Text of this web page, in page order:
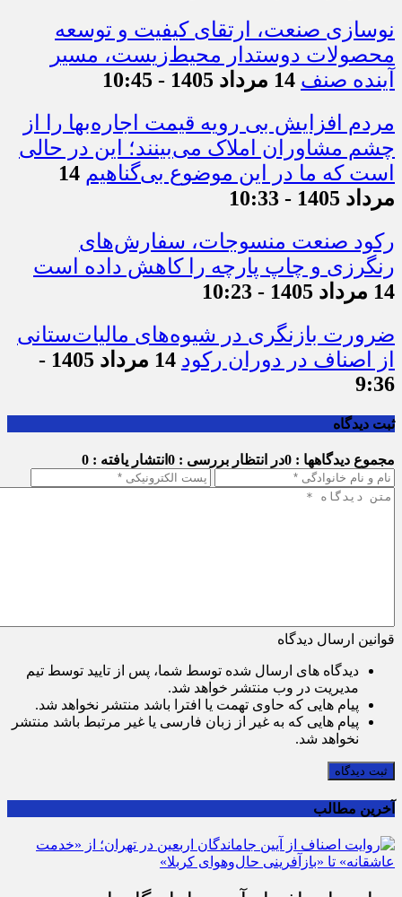
نوسازی صنعت، ارتقای کیفیت و توسعه
محصولات دوستدار محیط‌زیست، مسیر
آینده صنف 14 مرداد 1405 - 10:45
مردم افزایش بی رویه قیمت اجاره‌بها را از
چشم مشاوران املاک می‌بینند؛ این در حالی
است که ما در این موضوع بی‌گناهیم 14
مرداد 1405 - 10:33
رکود صنعت منسوجات، سفارش‌های
رنگرزی و چاپ پارچه را کاهش داده است
14 مرداد 1405 - 10:23
ضرورت بازنگری در شیوه‌های مالیات‌ستانی
از اصناف در دوران رکود
14 مرداد 1405 -
9:36
ثبت دیدگاه
مجموع دیدگاهها : 0 در انتظار بررسی : 0 انتشار یافته : 0
قوانین ارسال دیدگاه
دیدگاه های ارسال شده توسط شما، پس از تایید توسط تیم
مدیریت در وب منتشر خواهد شد.
پیام هایی که حاوی تهمت یا افترا باشد منتشر نخواهد شد.
پیام هایی که به غیر از زبان فارسی یا غیر مرتبط باشد منتشر
نخواهد شد.
ثبت دیدگاه
آخرین مطالب